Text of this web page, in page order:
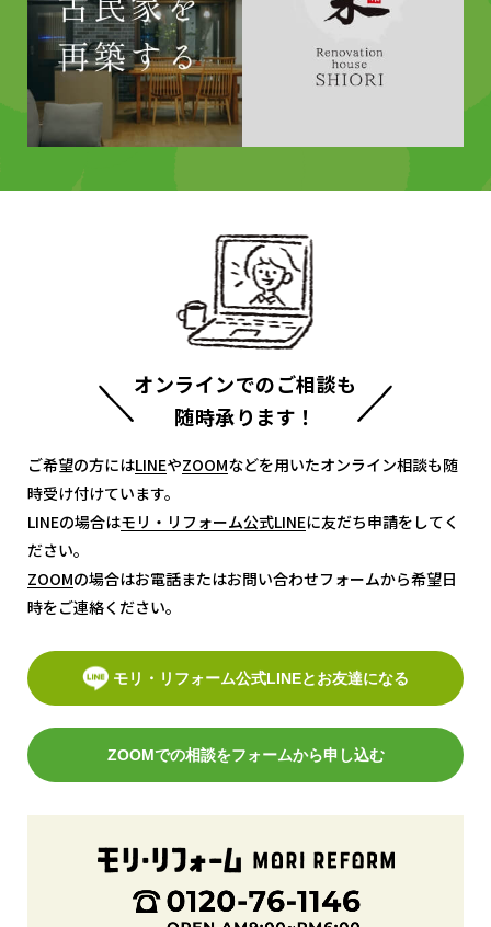
オンラインでのご相談も
随時承ります！
ご希望の方にはLINE
LINEやZOOM
ZOOMなどを用いたオンライン相談も随
時受け付けています。
LINEの場合はモリ・リフォーム公式LINE
モリ・リフォーム公式LINEに友だち申請をしてく
ださい。
ZOOM
ZOOMの場合はお電話またはお問い合わせフォームから希望日
時をご連絡ください。
モリ・リフォーム公式LINEとお友達になる
ZOOMでの相談をフォームから申し込む